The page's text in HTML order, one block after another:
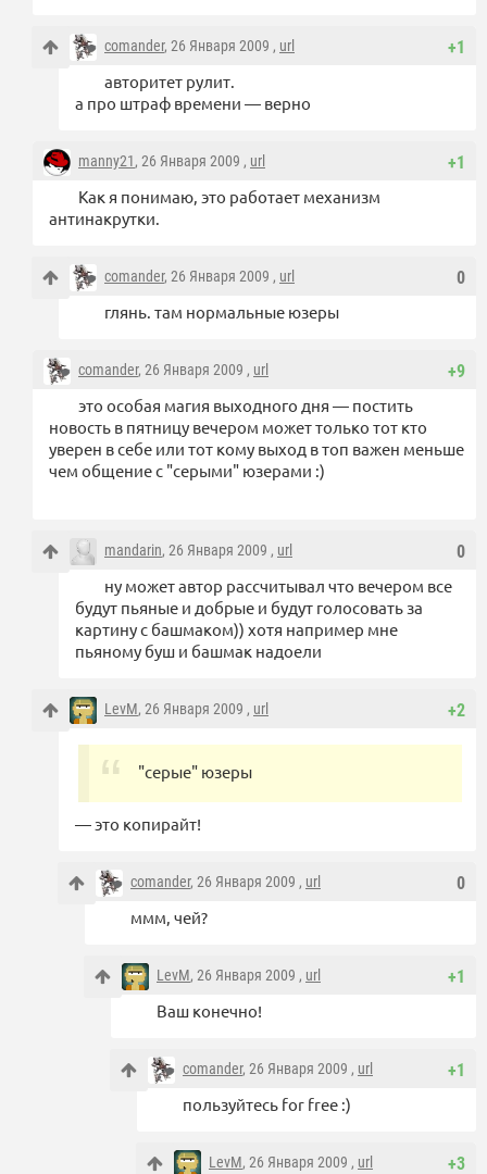
+1
comander, 26 Января 2009 , url
авторитет рулит.
а про штраф времени — верно
+1
manny21, 26 Января 2009 , url
Как я понимаю, это работает механизм
антинакрутки.
0
comander, 26 Января 2009 , url
глянь. там нормальные юзеры
+9
comander, 26 Января 2009 , url
это особая магия выходного дня — постить
новость в пятницу вечером может только тот кто
уверен в себе или тот кому выход в топ важен меньше
чем общение с "серыми" юзерами :)
0
mandarin, 26 Января 2009 , url
ну может автор рассчитывал что вечером все
будут пьяные и добрые и будут голосовать за
картину с башмаком)) хотя например мне
пьяному буш и башмак надоели
+2
LevM, 26 Января 2009 , url
"серыe" юзеры
— это копирайт!
0
comander, 26 Января 2009 , url
ммм, чей?
+1
LevM, 26 Января 2009 , url
Ваш конечно!
+1
comander, 26 Января 2009 , url
пользуйтесь for free :)
+3
LevM, 26 Января 2009 , url